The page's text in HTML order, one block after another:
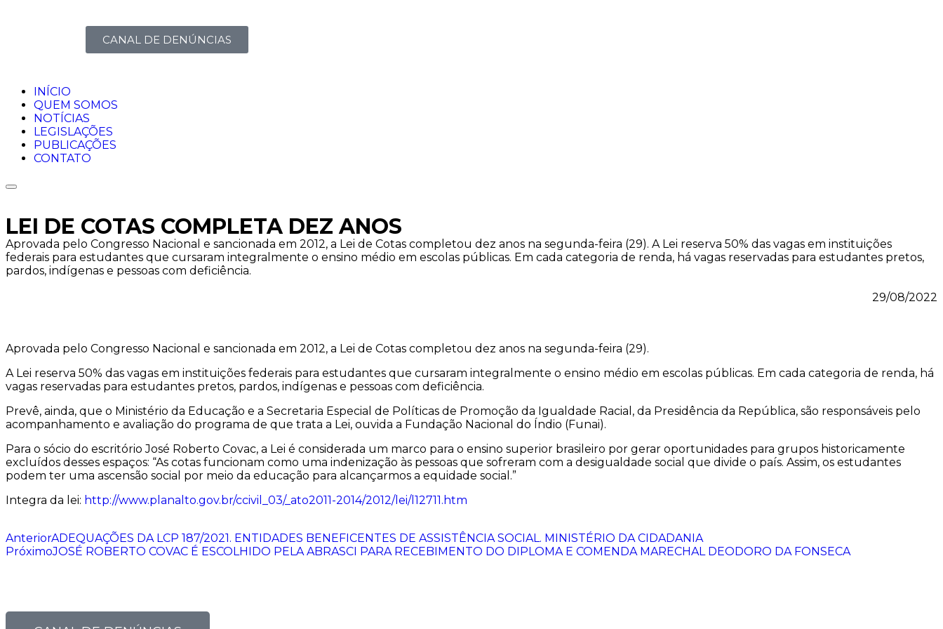
CANAL DE DENÚNCIAS
INÍCIO
QUEM SOMOS
NOTÍCIAS
LEGISLAÇÕES
PUBLICAÇÕES
CONTATO
LEI DE COTAS COMPLETA DEZ ANOS
Aprovada pelo Congresso Nacional e sancionada em 2012, a Lei de Cotas completou dez anos na segunda-feira (29). A Lei reserva 50% das vagas em instituições
federais para estudantes que cursaram integralmente o ensino médio em escolas públicas. Em cada categoria de renda, há vagas reservadas para estudantes pretos,
pardos, indígenas e pessoas com deficiência.
29/08/2022
Aprovada pelo Congresso Nacional e sancionada em 2012, a Lei de Cotas completou dez anos na segunda-feira (29).
A Lei reserva 50% das vagas em instituições federais para estudantes que cursaram integralmente o ensino médio em escolas públicas. Em cada categoria de renda, há
vagas reservadas para estudantes pretos, pardos, indígenas e pessoas com deficiência.
Prevê, ainda, que o Ministério da Educação e a Secretaria Especial de Políticas de Promoção da Igualdade Racial, da Presidência da República, são responsáveis pelo
acompanhamento e avaliação do programa de que trata a Lei, ouvida a Fundação Nacional do Índio (Funai).
Para o sócio do escritório José Roberto Covac, a Lei é considerada um marco para o ensino superior brasileiro por gerar oportunidades para grupos historicamente
excluídos desses espaços: “As cotas funcionam como uma indenização às pessoas que sofreram com a desigualdade social que divide o país. Assim, os estudantes
podem ter uma ascensão social por meio da educação para alcançarmos a equidade social.”
Integra da lei: http://www.planalto.gov.br/ccivil_03/_ato2011-2014/2012/lei/l12711.htm
AnteriorADEQUAÇÕES DA LCP 187/2021. ENTIDADES BENEFICENTES DE ASSISTÊNCIA SOCIAL. MINISTÉRIO DA CIDADANIA
PróximoJOSÉ ROBERTO COVAC É ESCOLHIDO PELA ABRASCI PARA RECEBIMENTO DO DIPLOMA E COMENDA MARECHAL DEODORO DA FONSECA